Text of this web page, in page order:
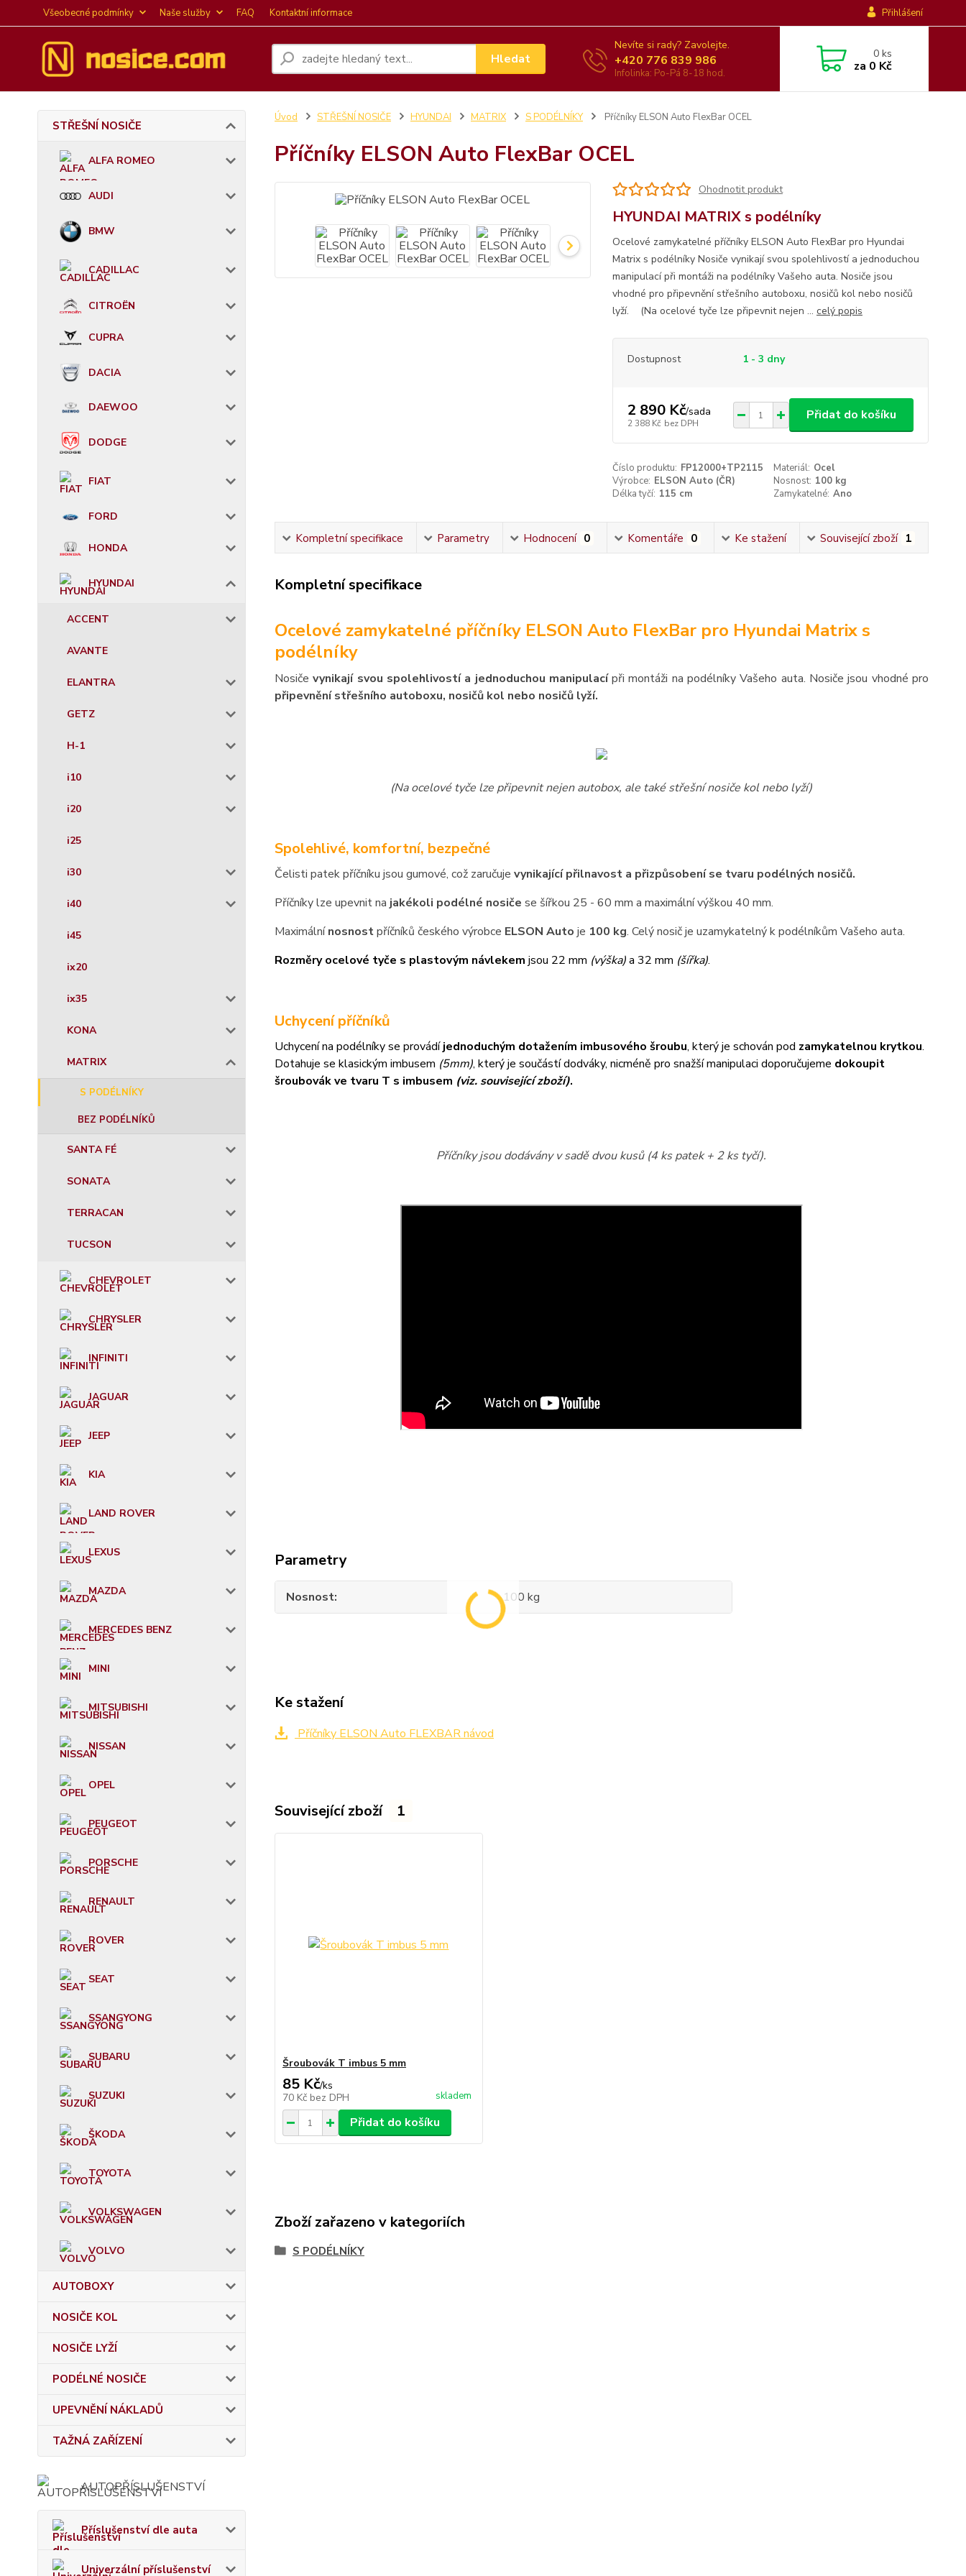
Všeobecné podmínky Naše služby FAQ Kontaktní informace Přihlášení
Hledat
Nevíte si rady? Zavolejte.
+420 776 839 986
Infolinka: Po-Pá 8-18 hod.
0ks
za 0 Kč
STŘEŠNÍ NOSIČE
ALFA ROMEO
AUDI
BMW
CADILLAC
CITROËN
CUPRA
DACIA
DAEWOO
DODGE
FIAT
FORD
HONDA
HYUNDAI
ACCENT
AVANTE
ELANTRA
GETZ
H-1
i10
i20
i25
i30
i40
i45
ix20
ix35
KONA
MATRIX
S PODÉLNÍKY
BEZ PODÉLNÍKŮ
SANTA FÉ
SONATA
TERRACAN
TUCSON
CHEVROLET
CHRYSLER
INFINITI
JAGUAR
JEEP
KIA
LAND ROVER
LEXUS
MAZDA
MERCEDES BENZ
MINI
MITSUBISHI
NISSAN
OPEL
PEUGEOT
PORSCHE
RENAULT
ROVER
SEAT
SSANGYONG
SUBARU
SUZUKI
ŠKODA
TOYOTA
VOLKSWAGEN
VOLVO
AUTOBOXY
NOSIČE KOL
NOSIČE LYŽÍ
PODÉLNÉ NOSIČE
UPEVNĚNÍ NÁKLADŮ
TAŽNÁ ZAŘÍZENÍ
AUTOPŘÍSLUŠENSTVÍ
Příslušenství dle auta
Univerzální příslušenství
Úvod STŘEŠNÍ NOSIČE HYUNDAI MATRIX S PODÉLNÍKY Příčníky ELSON Auto FlexBar OCEL
Příčníky ELSON Auto FlexBar OCEL
Ohodnotit produkt
HYUNDAI MATRIX s podélníky
Ocelové zamykatelné příčníky ELSON Auto FlexBar pro Hyundai
Matrix s podélníky Nosiče vynikají svou spolehlivostí a jednoduchou
manipulací při montáži na podélníky Vašeho auta. Nosiče jsou
vhodné pro připevnění střešního autoboxu, nosičů kol nebo nosičů
lyží. (Na ocelové tyče lze připevnit nejen ... celý popis
Dostupnost 1 - 3 dny
2 890 Kč/sada
2 388 Kč bez DPH
Přidat do košíku
Číslo produktu: FP12000+TP2115 Materiál: Ocel
Výrobce: ELSON Auto (ČR) Nosnost: 100 kg
Délka tyčí: 115 cm Zamykatelné: Ano
Kompletní specifikace Parametry Hodnocení 0 Komentáře 0 Ke stažení Související zboží 1
Kompletní specifikace
Ocelové zamykatelné příčníky ELSON Auto FlexBar pro Hyundai Matrix s
podélníky
Nosičevynikají svou spolehlivostí a jednoduchou manipulacípři montáži na podélníky Vašeho auta. Nosiče jsou vhodné pro
připevnění střešního autoboxu, nosičů kol nebo nosičů lyží.
(Na ocelové tyče lze připevnit nejen autobox, ale také střešní nosiče kol nebo lyží)
Spolehlivé, komfortní, bezpečné
Čelisti patek příčníku jsou gumové, což zaručuje vynikající přilnavost a přizpůsobení se tvaru podélných nosičů.
Příčníky lze upevnit na jakékoli podélné nosiče se šířkou 25 - 60 mm a maximální výškou 40 mm.
Maximálnínosnostpříčníků českého výrobce ELSON Auto je 100 kg. Celý nosič je uzamykatelný k podélníkům Vašeho auta.
Rozměry ocelové tyče s plastovým návlekem jsou 22 mm (výška)a 32 mm (šířka).
Uchycení příčníků
Uchycení na podélníky se provádíjednoduchým dotažením imbusového šroubu, který je schován pod zamykatelnou krytkou.
Dotahuje se klasickým imbusem (5mm), který je součástí dodváky, nicméně pro snažší manipulaci doporučujeme dokoupit
šroubovák ve tvaru T s imbusem (viz. související zboží).
Příčníky jsou dodávány v sadě dvou kusů (4 ks patek + 2 ks tyčí).
Parametry
Nosnost 100 kg
Ke stažení
Příčníky ELSON Auto FLEXBAR návod
Související zboží 1
Šroubovák T imbus 5 mm
85 Kč/ks
70 Kč bez DPH skladem
Přidat do košíku
Zboží zařazeno v kategoriích
S PODÉLNÍKY